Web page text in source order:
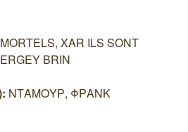
XAR ILS SONT
BRIN
ΝΤΑΜΟΥΡ, ΦΡΑΝΚ